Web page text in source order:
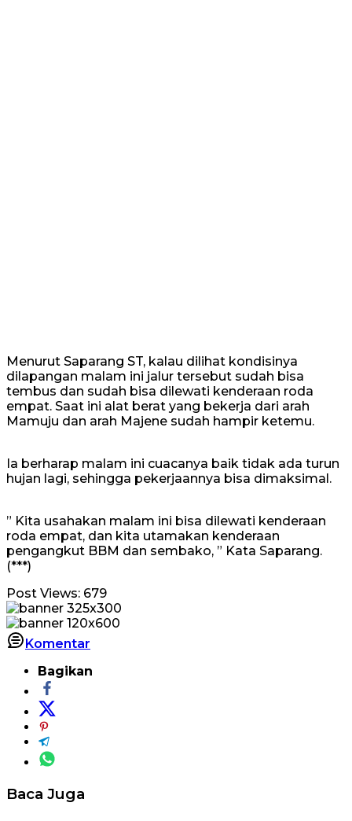
Menurut Saparang ST, kalau dilihat kondisinya
dilapangan malam ini jalur tersebut sudah bisa
tembus dan sudah bisa dilewati kenderaan roda
empat. Saat ini alat berat yang bekerja dari arah
Mamuju dan arah Majene sudah hampir ketemu.
Ia berharap malam ini cuacanya baik tidak ada turun
hujan lagi, sehingga pekerjaannya bisa dimaksimal.
” Kita usahakan malam ini bisa dilewati kenderaan
roda empat, dan kita utamakan kenderaan
pengangkut BBM dan sembako, ” Kata Saparang.
(***)
Post Views: 679
Komentar
Bagikan
Baca Juga